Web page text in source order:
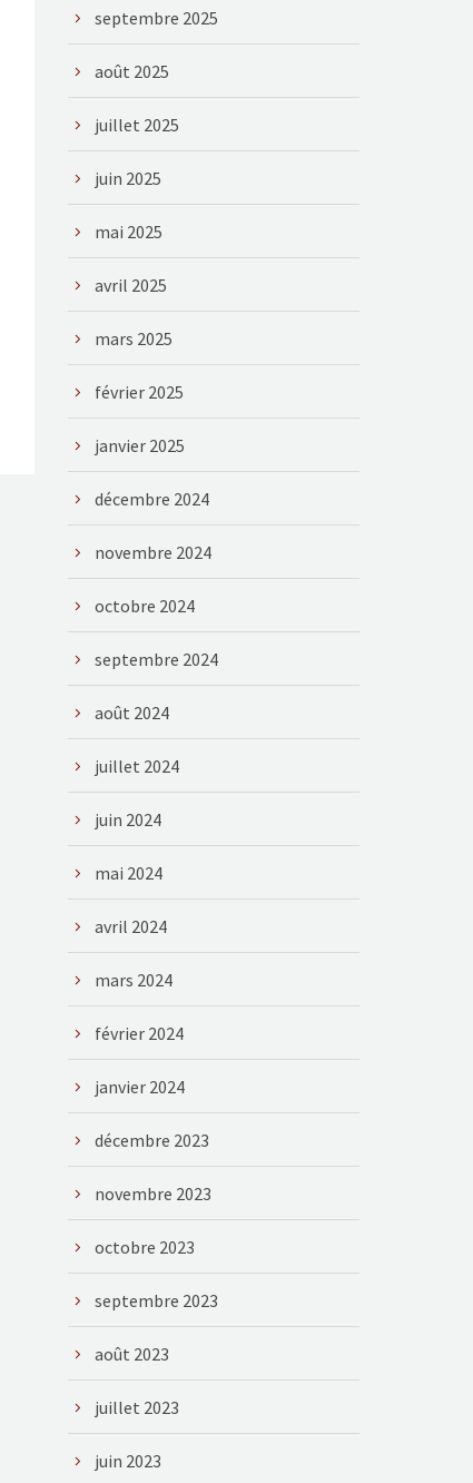
septembre 2025
août 2025
juillet 2025
juin 2025
mai 2025
avril 2025
mars 2025
février 2025
janvier 2025
décembre 2024
novembre 2024
octobre 2024
septembre 2024
août 2024
juillet 2024
juin 2024
mai 2024
avril 2024
mars 2024
février 2024
janvier 2024
décembre 2023
novembre 2023
octobre 2023
septembre 2023
août 2023
juillet 2023
juin 2023